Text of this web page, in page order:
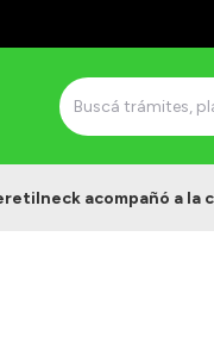
acompañó a la